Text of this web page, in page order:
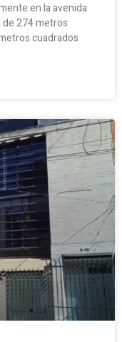
en la avenida
de 274 metros
cuadrados